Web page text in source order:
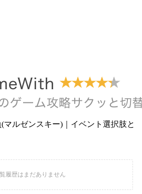
(マルゼンスキー)｜イベント選択肢と